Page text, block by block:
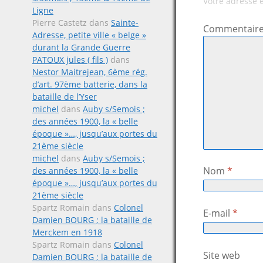
Ligne
Pierre Castetz dans Sainte-
Adresse, petite ville « belge »
durant la Grande Guerre
PATOUX jules ( fils ) dans
Nestor Maitrejean, 6ème rég.
d’art. 97ème batterie, dans la
bataille de l’Yser
michel dans Auby s/Semois ;
des années 1900, la « belle
époque »…, jusqu’aux portes du
21ème siècle
michel dans Auby s/Semois ;
des années 1900, la « belle
époque »…, jusqu’aux portes du
21ème siècle
Spartz Romain dans Colonel
Damien BOURG ; la bataille de
Merckem en 1918
Spartz Romain dans Colonel
Damien BOURG ; la bataille de
Nom*
E-mail*
Site web